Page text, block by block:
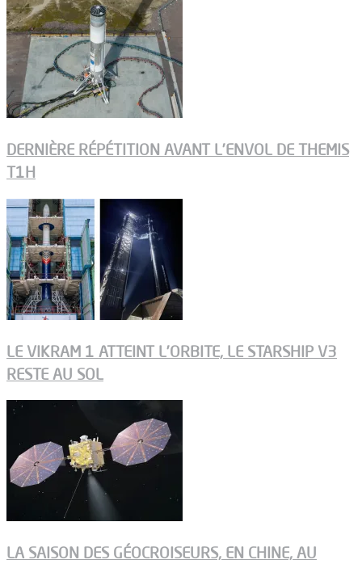
DERNIÈRE RÉPÉTITION AVANT L’ENVOL DE THEMIS
T1H
LE VIKRAM 1 ATTEINT L’ORBITE, LE STARSHIP V3
RESTE AU SOL
LA SAISON DES GÉOCROISEURS, EN CHINE, AU